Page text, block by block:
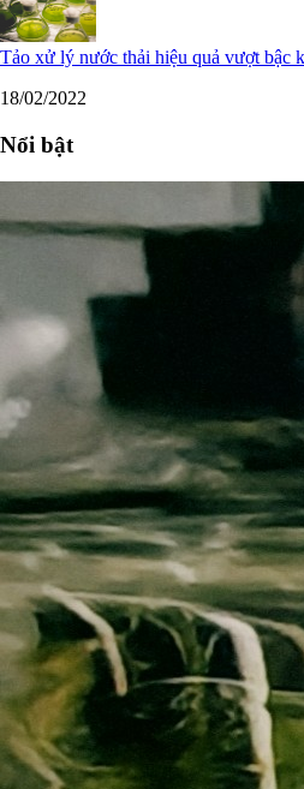
Tảo xử lý nước thải hiệu quả vượt bậc
18/02/2022
Nổi bật